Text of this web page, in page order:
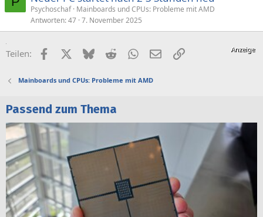
Psychoschaf Mainboards und CPUs: Probleme mit AMD
Antworten 47 7. November 2025
Teilen: FacebookX (Twitter)
BlueskyRedditWhatsApp
E-MailLink
Mainboards und CPUs: Probleme mit AMD
Passend zum Thema